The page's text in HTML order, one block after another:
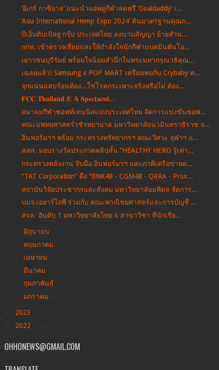
‘อิเกร์ กาซิยาส’ แนะนำแอพดูกีฬาสดฟรี ‘Goaldaddy’ เ...
‘Asia International Hemp Expo 2024’ ดันมาตรฐานคุณภ...
บีเอ็มดับเบิลยู กรุ๊ป ประเทศไทย ลงนามสัญญา ย้ายสำน...
กกท. เข้าตรวจเยี่ยมและให้กำลังใจนักกีฬาแบดมินตันโอ...
เยาวชนบุรีรัมย์ พร้อมใจน้อมสำนึกในพระมหากรุณาธิคุณ...
เฉลยแล้ว! Samsung x POP MART เตรียมพบกับ Crybaby ค...
จุกแน่นแสบร้อนท้อง...ใช่โรคกระเพาะจริงหรือไม่ ต้อง...
𝐅𝐂𝐂 𝐓𝐡𝐚𝐢𝐥𝐚𝐧𝐝 𝟓: 𝐀 𝐒𝐩𝐞𝐜𝐭𝐚𝐜𝐮𝐥...
สมาคมกีฬาซอฟท์เทนนิสแห่งประเทศไทย จัดการแข่งขันซอฟ...
คณะแพทยศาสตร์วชิรพยาบาล มหาวิทยาลัยนวมินทราธิราช จ...
อินฟอร์มาฯ พร้อม กระทรวงทรัพยากรฯ คณะวิศวะ จุฬาฯ แ...
สสส. มอบรางวัลประกวดคลิปสั้น “HEALTHY HERO รู้เท่า...
กระทรวงพลังงาน จับมือ อินฟอร์มาฯ และภาคีเครือข่ายด...
“TAT Corporation” ดึง “BNK48 - CGM48 - QRRA - Prox...
สถาบันวิจัยประชากรและสังคม มหาวิทยาลัยมหิดล จัดการ...
บมจ.เออาร์ไอพี ร่วมกับ คณะพาณิชยศาสตร์และการบัญชี ...
สจล. อันดับ 1 มหาวิทยาลัยไทย 6 สาขาวิชา ที่นักเรีย...
มิถุนายน
พฤษภาคม
เมษายน
มีนาคม
กุมภาพันธ์
มกราคม
2023
2022
OHHONEWS@GMAIL.COM